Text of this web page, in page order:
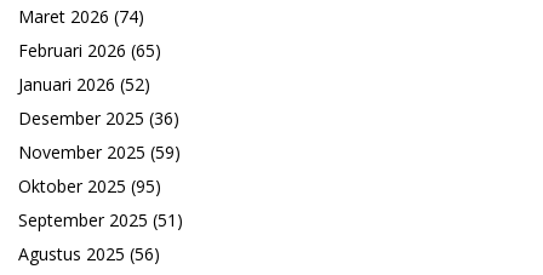
Maret 2026 (74)
Februari 2026 (65)
Januari 2026 (52)
Desember 2025 (36)
November 2025 (59)
Oktober 2025 (95)
September 2025 (51)
Agustus 2025 (56)